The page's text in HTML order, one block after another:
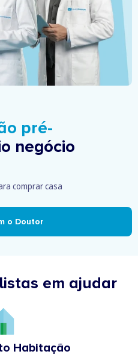
pré-
negócio
comprar casa
o Doutor
em ajudar
Habitação